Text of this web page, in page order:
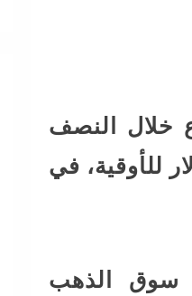
خلال النصف
2026، لتصل إلى مستويات قد تتجاوز 5000 دولار للأوقية، في
سوق الذهب